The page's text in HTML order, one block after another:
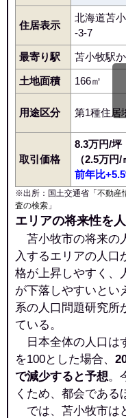
住居表示
北海道苫
-3-7
最寄り駅 苫小牧駅
土地面積 166㎡
用途区分 第1種住居
取引価格
8.3万円/坪
（2.5万円/
前年比
※出所：国土交通省「 不動産
査の検索 」
エリアの将来性を
苫小牧市の将来の
入するエリアの人口
格が上昇しやすく、
が下落しやすいとい
系の人口問題研究所
ている。
日本全体の人口は
を100とした場合、
で減少すると予想。
くため、都会である
では、苫小牧市は